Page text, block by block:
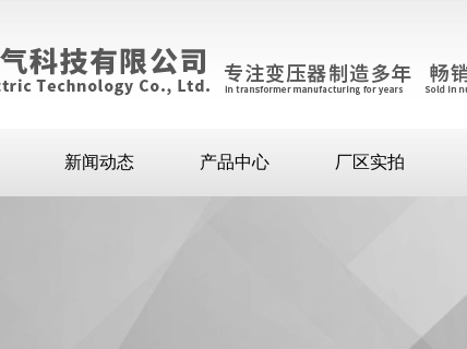
新闻动态 产品中心 厂区实拍